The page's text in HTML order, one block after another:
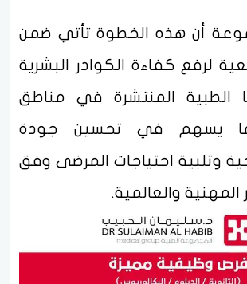
أن هذه الخطوة تأتي ضمن
لرفع كفاءة الكوادر البشرية
الطبية المنتشرة في مناطق
يسهم في تحسين جودة
وتلبية احتياجات المرضى وفق
المهنية والعالمية.